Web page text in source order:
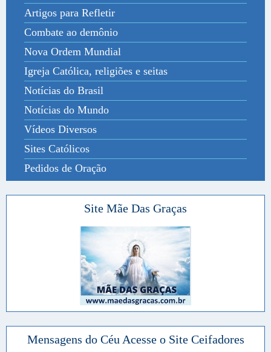
Artigos para Refletir
Combate ao demônio
Nova Ordem Mundial
Igreja Católica, religiões e seitas
Notícias do Brasil
Notícias do Mundo
Vídeos Diversos
Sites Católicos
Pedidos de Oração
Site Mãe Das Graças
Mensagens do Céu Acesse o Site Ceifadores